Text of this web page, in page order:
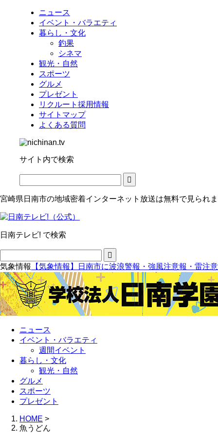
ニュース
イベント・バラエティ
暮らし・文化
釣果
シネマ
観光・自然
スポーツ
グルメ
プレゼント
リクルート採用情報
サイトマップ
よくある質問
サイト内で検索
宮崎県日南市の地域密着インターネット放送は無料で見られ
日南テレビ! で検索
気象情報 【気象情報】日南市に波浪警報・強風注意報・雷注
ニュース
イベント・バラエティ
週間イベント
暮らし・文化
観光・自然
グルメ
スポーツ
プレゼント
HOME >
魚うどん